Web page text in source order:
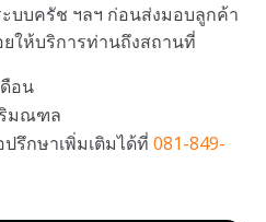
ะบบครัช ฯลฯ ก่อนส่งมอบลูกค้า
ให้บริการท่านถึงสถานที่
อน
ริมณฑล
รึกษาเพิ่มเติมได้ที่ 081-849-